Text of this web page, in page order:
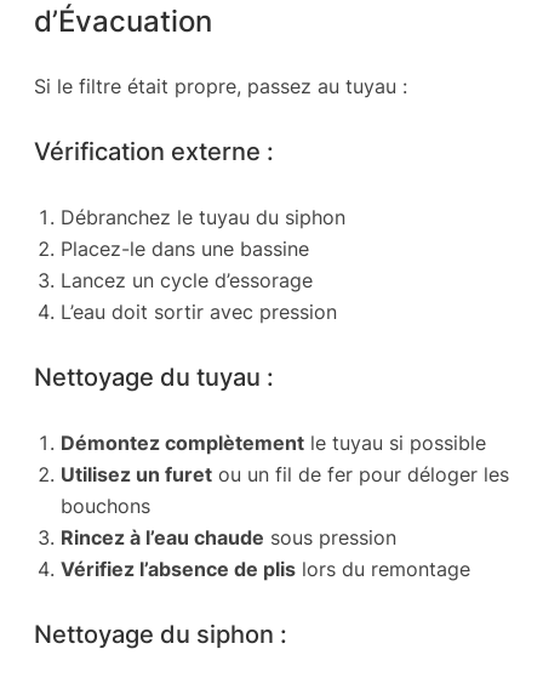
d’Évacuation
Si le filtre était propre, passez au tuyau :
Vérification externe :
Débranchez le tuyau du siphon
Placez-le dans une bassine
Lancez un cycle d’essorage
L’eau doit sortir avec pression
Nettoyage du tuyau :
Démontez complètement le tuyau si possible
Utilisez un furet ou un fil de fer pour déloger les
bouchons
Rincez à l’eau chaude sous pression
Vérifiez l’absence de plis lors du remontage
Nettoyage du siphon :